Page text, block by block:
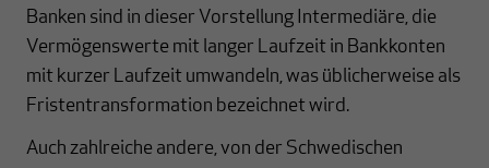
Banken sind in dieser Vorstellung Intermediäre, die
Vermögenswerte mit langer Laufzeit in Bankkonten
mit kurzer Laufzeit umwandeln, was üblicherweise als
Fristentransformation bezeichnet wird.
Auch zahlreiche andere, von der Schwedischen